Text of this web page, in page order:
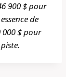
900 $ pour
de
000 $ pour